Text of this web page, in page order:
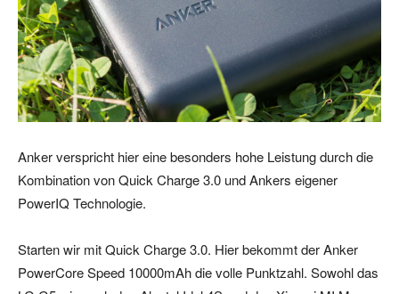
Anker verspricht hier eine besonders hohe Leistung durch die
Kombination von Quick Charge 3.0 und Ankers eigener
PowerIQ Technologie.
Starten wir mit Quick Charge 3.0. Hier bekommt der Anker
PowerCore Speed 10000mAh die volle Punktzahl. Sowohl das